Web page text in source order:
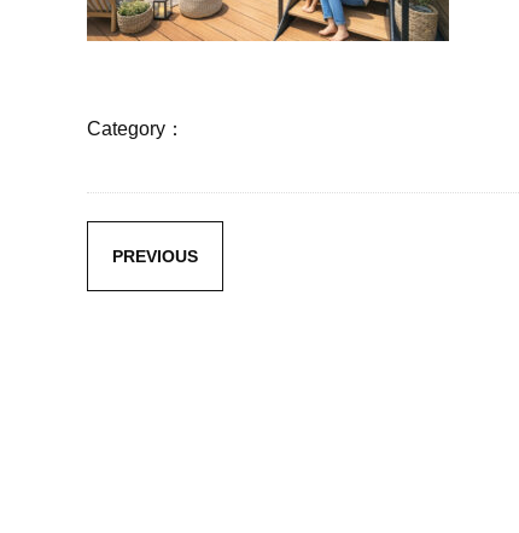
Category：
PREVIOUS